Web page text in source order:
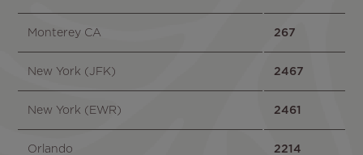
Monterey CA 267
New York (JFK) 2467
New York (EWR) 2461
Orlando 2214